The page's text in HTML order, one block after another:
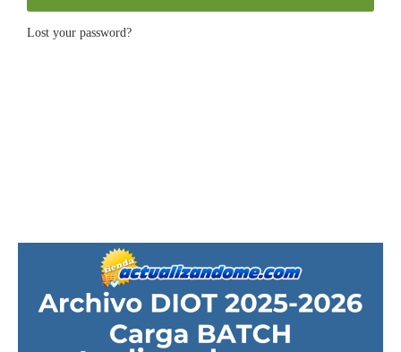
Lost your password?